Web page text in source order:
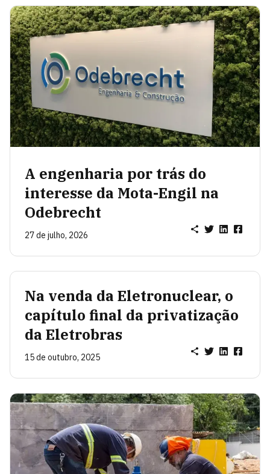
A engenharia por trás do
interesse da Mota-Engil na
Odebrecht
27 de julho, 2026
Na venda da Eletronuclear, o
capítulo final da privatização
da Eletrobras
15 de outubro, 2025